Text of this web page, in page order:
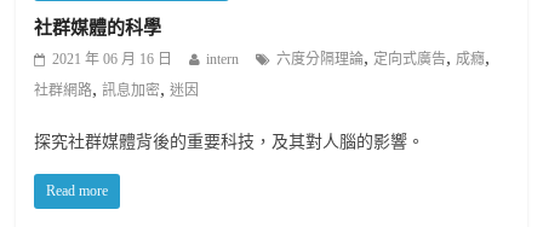
社群媒體的科學
2021 年 06 月 16 日 intern 六度分隔理論, 定向式廣告, 成癮,
社群網路,訊息加密,迷因
探究社群媒體背後的重要科技，及其對人腦的影響。
Read more